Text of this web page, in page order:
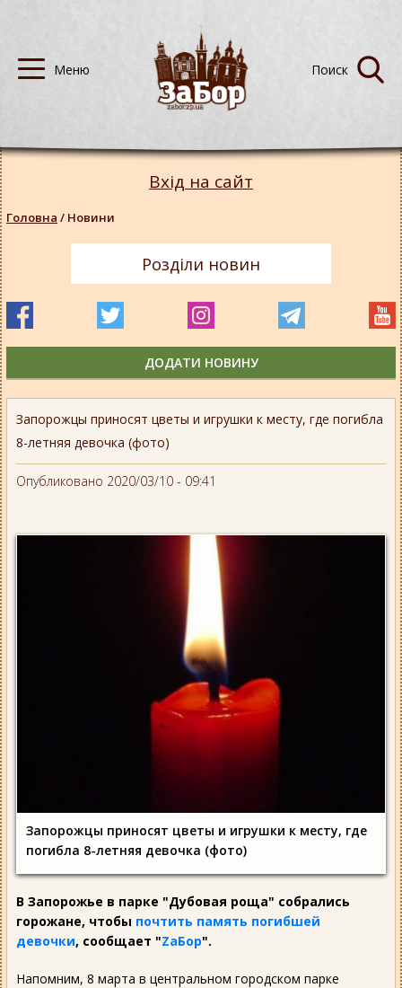
Запорожцы приносят цветы и игрушки к месту, где погибла
8-летняя девочка (фото)
Опубликовано 2020/03/10 - 09:41
Запорожцы приносят цветы и игрушки к месту, где
погибла 8-летняя девочка (фото)
В Запорожье в парке "Дубовая роща" собрались
горожане, чтобы почтить память погибшей
девочки, сообщает "ZаБор".
Напомним, 8 марта в центральном городском парке
Вхід на сайт
Головна / Новини
Розділи новин
ДОДАТИ НОВИНУ